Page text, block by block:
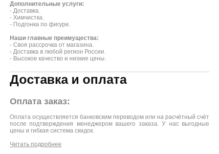
Дополнительные услуги:
- Доставка.
- Химчистка.
- Подгонка по фигуре.
Наши главные преимущества:
- Своя рассрочка от магазина.
- Доставка в любой регион России.
- Высокое качество и низкие цены.
Доставка и оплата
Оплата заказ:
Оплата осуществляется банковским переводом или на расчётный счёт
после подтверждения менеджером вашего заказа. У нас выгодные
цены и гибкая система скидок.
Читать подробнее